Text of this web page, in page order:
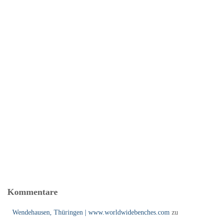
Kommentare
Wendehausen, Thüringen | www.worldwidebenches.com zu